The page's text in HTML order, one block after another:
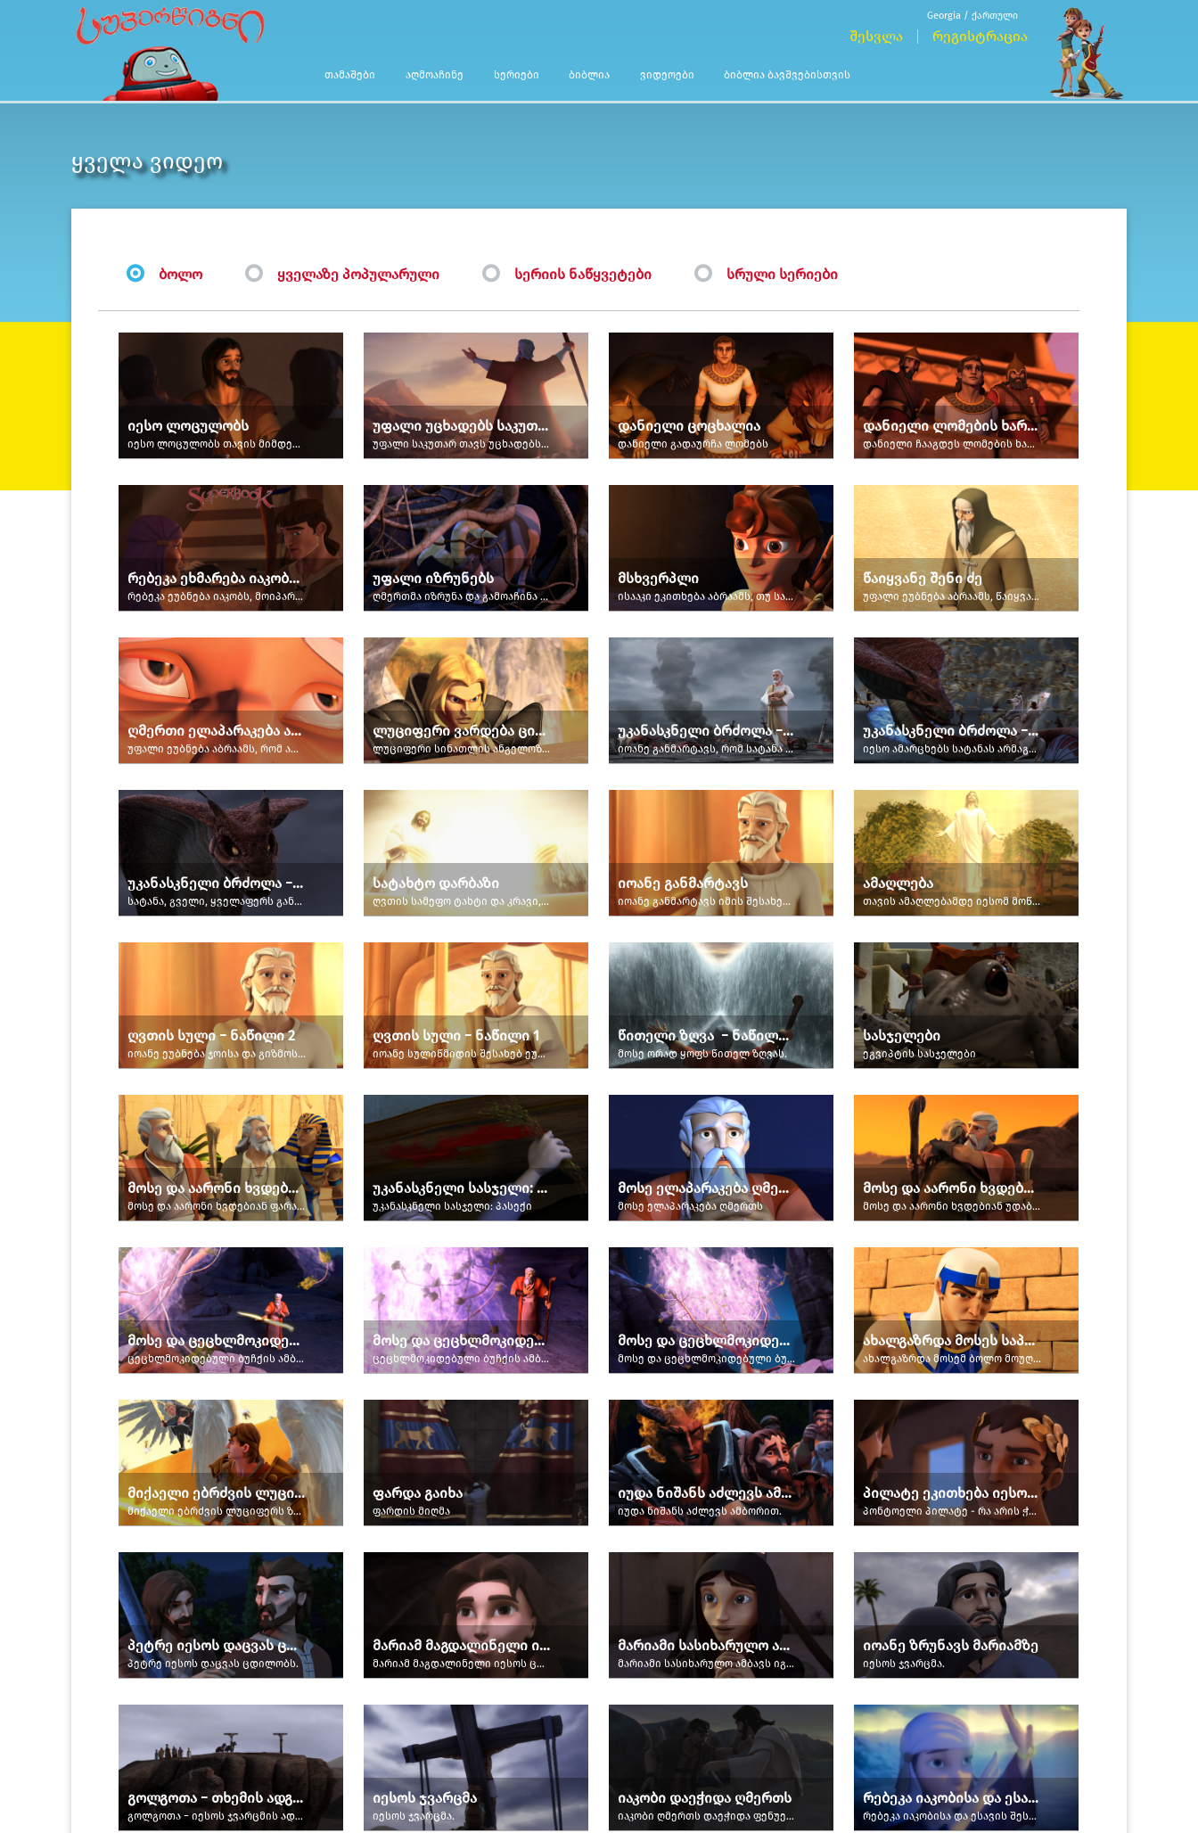
Georgia / ქართული
ᲨᲔᲡᲕᲚᲐ ᲠᲔᲒᲘᲡᲢᲠᲐᲪᲘᲐ
ᲗᲐᲛᲐᲨᲔᲑᲘ ᲐᲦᲛᲝᲐᲩᲘᲜᲔ ᲡᲔᲠᲘᲔᲑᲘ ᲑᲘᲑᲚᲘᲐ ᲕᲘᲓᲔᲝᲔᲑᲘ ᲑᲘᲑᲚᲘᲐ ᲑᲐᲕᲨᲕᲔᲑᲘᲡᲗᲕᲘᲡ
ᲧᲕᲔᲚᲐ ᲕᲘᲓᲔᲝ
ᲑᲝᲚᲝ ᲧᲕᲔᲚᲐᲖᲔ ᲞᲝᲞᲣᲚᲐᲠᲣᲚᲘ ᲡᲔᲠᲘᲘᲡ ᲜᲐᲬᲧᲕᲔᲢᲔᲑᲘ ᲡᲠᲣᲚᲘ ᲡᲔᲠᲘᲔᲑᲘ
იესო ლოცულობს
იესო ლოცულობს თავის მიმდევართა უსაფრთხოებისათვის.
უფალი უცხადებს საკუთარ თავს მოსეს
უფალი საკუთარ თავს უცხადებს ისრაელიანთა შთამომავლებს.
დანიელი ცოცხალია
დანიელი გადაურჩა ლომებს
დანიელი ლომების ხაროში
დანიელი ჩააგდეს ლომების ხაროში
რებეკა ეხმარება იაკობს ტყუილის თქმაში
რებეკა ეუბნება იაკობს, მოიპაროს ესავის კურთხევა.
უფალი იზრუნებს
ღმერთმა იზრუნა და გამოაჩინა ვერძი სრულადდასაწველი მსხვერპლისათვის.
მსხვერპლი
ისააკი ეკითხება აბრაამს, თუ სად არის კრავი სრულადდასაწველი მსხვერპლშეწირვისათვის.
წაიყვანე შენი ძე
უფალი ეუბნება აბრაამს, წაიყვანოს თავისი ძე მორიას მთაზე.
ღმერთი ელაპარაკება აბრაამს
უფალი ეუბნება აბრაამს, რომ არ შეეხოს ისააკს.
ლუციფერი ვარდება ციდან
ლუციფერი სინათლის ანგელოზიდან სატანად გარდაიქმნება.
უკანასკნელი ბრძოლა − ნაწილი 3
იოანე განმარტავს, რომ სატანა და ბოროტება სამუდამოდ განადგურდა.
უკანასკნელი ბრძოლა − ნაწილი 2
იესო ამარცხებს სატანას არმაგედონზე გამართულ უკანასკნელ ბრძოლაში.
უკანასკნელი ბრძოლა − ნაწილი 1
სატანა, გველი, ყველაფერს განადგურებით ემუქრება.
სატახტო დარბაზი
ღვთის სამეფო ტახტი და კრავი, რომელიც არის უფალი იესო, დედამიწაზე იქნებიან.
იოანე განმარტავს
იოანე განმარტავს იმის შესახებ, როგორ დაწერა გამოცხადების წიგნი.
ამაღლება
თავის ამაღლებამდე იესომ მოწაფეებს უთხრა სულიწმიდის შესახებ.
ღვთის სული − ნაწილი 2
იოანე ეუბნება ჯოისა და გიზმოს, რომ სულიწმიდა ყველგანაა, ის გზას უჩვენებს ადამიანებს და არიგებს მათ.
ღვთის სული − ნაწილი 1
იოანე სულიწმიდის შესახებ ეუბნება ჯოისა და გიზმოს.
წითელი ზღვა − ნაწილი 1-ლი
მოსე ორად ყოფს წითელ ზღვას.
სასჯელები
ეგვიპტის სასჯელები
მოსე და აარონი ხვდებიანნ ფარაონს
მოსე და აარონი ხვდებიან ფარაონს.
უკანასკნელი სასჯელი: პასექი
უკანასკნელი სასჯელი: პასექი
მოსე ელაპარაკება ღმერთს
მოსე ელაპარაკება ღმერთს
მოსე და აარონი ხვდებიან უდაბნოში
მოსე და აარონი ხვდებიან უდაბნოში
მოსე და ცეცხლმოკიდებული ბუჩქი − ნაწილი მე-3
ცეცხლმოკიდებული ბუჩქის ამბავი.
მოსე და ცეცხლმოკიდებული ბუჩქი − ნაწილი მე-2
ცეცხლმოკიდებული ბუჩქის ამბავი.
მოსე და ცეცხლმოკიდებული ბუჩქი − ნაწილი 1-ლი
მოსე და ცეცხლმოკიდებული ბუჩქი.
ახალგაზრდა მოსეს საპასუხო დარტყმა
ახალგაზრდა მოსემ ბოლო მოუღო ეგვიპტელს
მიქაელი ებრძვის ლუციფერს
მიქაელი ებრძვის ლუციფერს ზეცაში მომხდარი აჯანყების დროს.
ფარდა გაიხა
ფარდის მიღმა
იუდა ნიშანს აძლევს ამბორით
იუდა ნიშანს აძლევს ამბორით.
პილატე ეკითხება იესოს: „რა არის ჭეშმარიტება?“
პონტოელი პილატე - რა არის ჭეშმარიტება?
პეტრე იესოს დაცვას ცდილობს
პეტრე იესოს დაცვას ცდილობს.
მარიამ მაგდალინელი იესოს ცოცხალს ხედავს
მარიამ მაგდალინელი იესოს ცოცხალს ხედავს
მარიამი სასიხარულო ამბავს იგებს
მარიამი სასიხარულო ამბავს იგებს.
იოანე ზრუნავს მარიამზე
იესოს ჯვარცმა.
გოლგოთა − თხემის ადგილი
გოლგოთა − იესოს ჯვარცმის ადგილი.
იესოს ჯვარცმა
იესოს ჯვარცმა.
იაკობი დაეჭიდა ღმერთს
იაკობი ღმერთს დაეჭიდა ფენუელთან.
რებეკა იაკობისა და ესავის შესახებ უყვება კრისს
რებეკა იაკობისა და ესავის შესახებ უყვება კრისს